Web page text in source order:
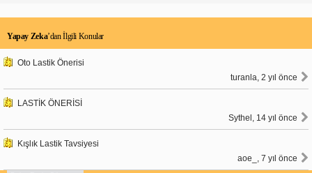
Yapay Zeka’dan İlgili Konular
Oto Lastik Önerisi
turanla, 2 yıl önce
LASTİK ÖNERİSİ
Sythel, 14 yıl önce
Kışlık Lastik Tavsiyesi
aoe_, 7 yıl önce